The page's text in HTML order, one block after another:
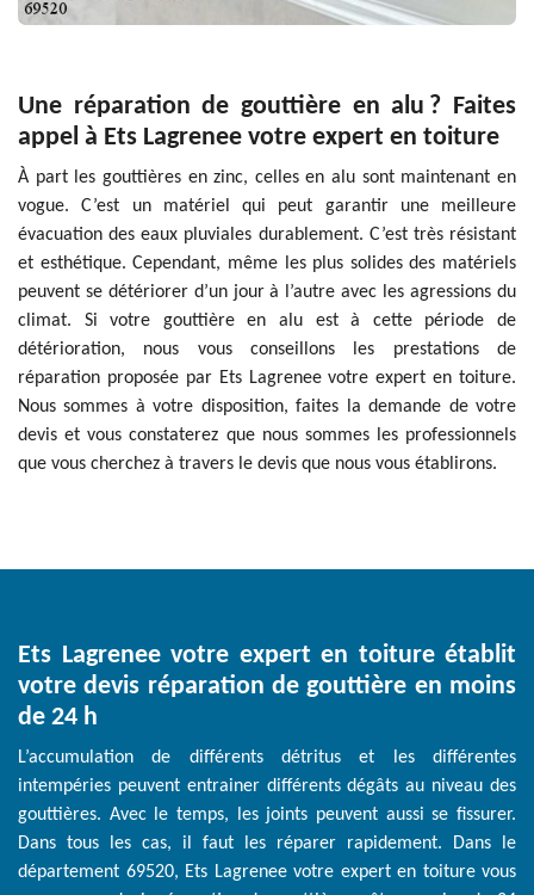
Une réparation de gouttière en alu ? Faites
appel à Ets Lagrenee votre expert en toiture
À part les gouttières en zinc, celles en alu sont maintenant en
vogue. C’est un matériel qui peut garantir une meilleure
évacuation des eaux pluviales durablement. C’est très résistant
et esthétique. Cependant, même les plus solides des matériels
peuvent se détériorer d’un jour à l’autre avec les agressions du
climat. Si votre gouttière en alu est à cette période de
détérioration, nous vous conseillons les prestations de
réparation proposée par Ets Lagrenee votre expert en toiture.
Nous sommes à votre disposition, faites la demande de votre
devis et vous constaterez que nous sommes les professionnels
que vous cherchez à travers le devis que nous vous établirons.
Ets Lagrenee votre expert en toiture établit
votre devis réparation de gouttière en moins
de 24 h
L’accumulation de différents détritus et les différentes
intempéries peuvent entrainer différents dégâts au niveau des
gouttières. Avec le temps, les joints peuvent aussi se fissurer.
Dans tous les cas, il faut les réparer rapidement. Dans le
département 69520, Ets Lagrenee votre expert en toiture vous